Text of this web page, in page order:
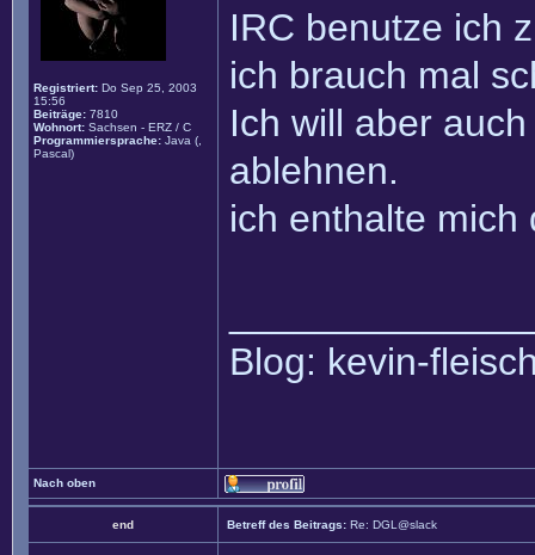
Registriert: Do Sep 25, 2003
15:56
Beiträge: 7810
Wohnort: Sachsen - ERZ / C
Programmiersprache: Java (,
Pascal)
IRC benutze ich
ich brauch mal
Ich will aber
ablehnen.
ich enthalte mich
Blog: kevin-
Nach oben
end Betreff des Beitrags: Re: DGL@slack